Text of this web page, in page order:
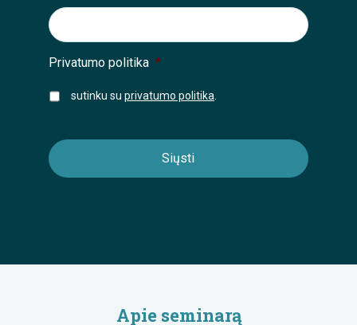
Privatumo politika *
sutinku su privatumo politika
Apie seminarą